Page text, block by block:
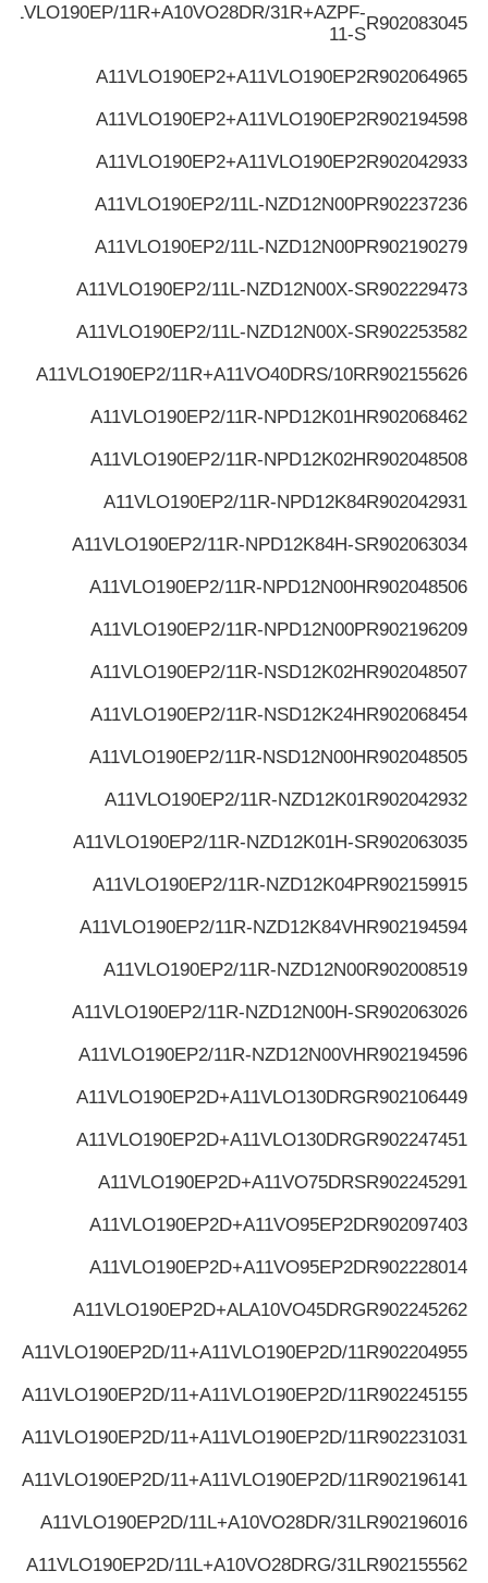
R902083045
11R+A10VO28DR/31R+AZPF-
11-S
R902064965
A11VLO190EP2+A11VLO190EP2
R902194598
A11VLO190EP2+A11VLO190EP2
R902042933
A11VLO190EP2+A11VLO190EP2
R902237236
A11VLO190EP2/11L-NZD12N00P
R902190279
A11VLO190EP2/11L-NZD12N00P
R902229473
A11VLO190EP2/11L-NZD12N00X-S
R902253582
A11VLO190EP2/11L-NZD12N00X-S
R902155626
A11VLO190EP2/11R+A11VO40DRS/10R
R902068462
A11VLO190EP2/11R-NPD12K01H
R902048508
A11VLO190EP2/11R-NPD12K02H
R902042931
A11VLO190EP2/11R-NPD12K84
R902063034
A11VLO190EP2/11R-NPD12K84H-S
R902048506
A11VLO190EP2/11R-NPD12N00H
R902196209
A11VLO190EP2/11R-NPD12N00P
R902048507
A11VLO190EP2/11R-NSD12K02H
R902068454
A11VLO190EP2/11R-NSD12K24H
R902048505
A11VLO190EP2/11R-NSD12N00H
R902042932
A11VLO190EP2/11R-NZD12K01
R902063035
A11VLO190EP2/11R-NZD12K01H-S
R902159915
A11VLO190EP2/11R-NZD12K04P
R902194594
A11VLO190EP2/11R-NZD12K84VH
R902008519
A11VLO190EP2/11R-NZD12N00
R902063026
A11VLO190EP2/11R-NZD12N00H-S
R902194596
A11VLO190EP2/11R-NZD12N00VH
R902106449
A11VLO190EP2D+A11VLO130DRG
R902247451
A11VLO190EP2D+A11VLO130DRG
R902245291
A11VLO190EP2D+A11VO75DRS
R902097403
A11VLO190EP2D+A11VO95EP2D
R902228014
A11VLO190EP2D+A11VO95EP2D
R902245262
A11VLO190EP2D+ALA10VO45DRG
R902204955
A11VLO190EP2D/11+A11VLO190EP2D/11
R902245155
A11VLO190EP2D/11+A11VLO190EP2D/11
R902231031
A11VLO190EP2D/11+A11VLO190EP2D/11
R902196141
A11VLO190EP2D/11+A11VLO190EP2D/11
R902196016
A11VLO190EP2D/11L+A10VO28DR/31L
R902155562
A11VLO190EP2D/11L+A10VO28DRG/31L